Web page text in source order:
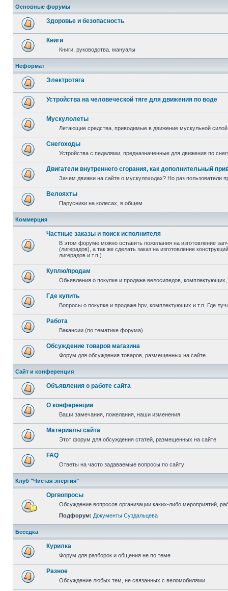
Основные форумы
Здоровье и безопасность
Книги
Книги, руководства. мануалы
Неформат
Электротяга
Устройства на человеческой тяге для движения по воде
Мускулолеты
Летающие средства, приводимые в движение мускульной силой
Снегоходы
Устройства с педалями, предназначенные для движения по
Двигатели внутреннего сгорания, как дополнительный
Зачем движки на сайте о мускулоходах? Но раз пользователи
Велояхты
Парусники на колесах, в общем
Коммерция
Частные заказы и поиск исполнителя
В этом форуме можно оставить пожелания на изготовление
(лигерадов), а так же сделать заказ на изготовление
лигерадов и т.п.)
Куплю/продам
Обьявления о покупке и продаже велосипедов,
Где купить
Вопросы о покупке и продаже hpv, комплектующих и т.п. Где
Работа
Вакансии (по тематике форума)
Обсуждение товаров магазина
Форум для обсуждения товаров, размещенных на сайте
Сайт и конференция
Объявления о работе сайта
О конференции
Ваши замечания, пожелания, наши изменения
Материалы сайта
Этот форум для обсуждения статей, размещенных на сайте
FAQ
Ответы на часто задаваемые вопросы по сайту
Клуб "Чистая энергия"
Оргвопросы
Обсуждение вопросов организации каких-либо мероприятий,
Подфорум: Документы Суздальцева
Беседка
Курилка
Форум для разборок и общения не по теме
Разное
Обсуждение любых тем, не связанных с веломобилями